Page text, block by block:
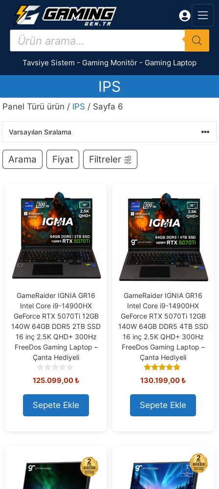
İçeriğe
Products
search
Tavsiye Sistem - Gaming Monitör - Gaming Laptop
IPS
Panel Türü ürün / IPS / Sayfa 6
Arama Fiyat Filtreler
GameRaider IGNIA GR16
Intel Core i9-14900HX
GeForce RTX 5070Ti 12GB
140W 64GB DDR5 2TB SSD
16 inç 2.5K QHD+ 300Hz
FreeDos Gaming Laptop –
Çanta Hediyeli
0
o
u
t
o
f
125.099,00₺
Sepete Ekle
GameRaider IGNIA GR16
Intel Core i9-14900HX
GeForce RTX 5070Ti 12GB
140W 64GB DDR5 4TB SSD
16 inç 2.5K QHD+ 300Hz
FreeDos Gaming Laptop –
Çanta Hediyeli
5.00
out of 5
130.199,00₺
Sepete Ekle